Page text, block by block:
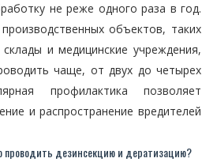
не реже одного раза в год.
объектов, таких
и медицинские учреждения,
чаще, от двух до четырех
профилактика позволяет
и распространение вредителей
проводить дезинсекцию и дератизацию?